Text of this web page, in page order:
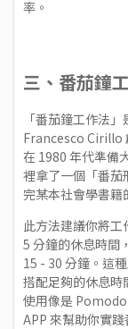
率。
三、番茄鐘
「番茄鐘工作法
Francesco Cirillo
在 1980 年代準備
裡拿了一個「番茄
完某本社會學書籍
此方法建議你將
5 分鐘的休息時間
15 - 30 分鐘。這
搭配足夠的休息時
使用像是
APP 來幫助你實踐